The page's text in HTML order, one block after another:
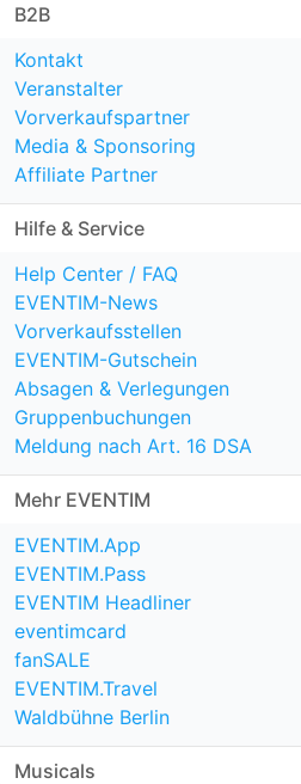
B2B
Kontakt
Veranstalter
Vorverkaufspartner
Media & Sponsoring
Affiliate Partner
Hilfe & Service
Help Center / FAQ
EVENTIM-News
Vorverkaufsstellen
EVENTIM-Gutschein
Absagen & Verlegungen
Gruppenbuchungen
Meldung nach Art. 16 DSA
Mehr EVENTIM
EVENTIM.App
EVENTIM.Pass
EVENTIM Headliner
eventimcard
fanSALE
EVENTIM.Travel
Waldbühne Berlin
Musicals